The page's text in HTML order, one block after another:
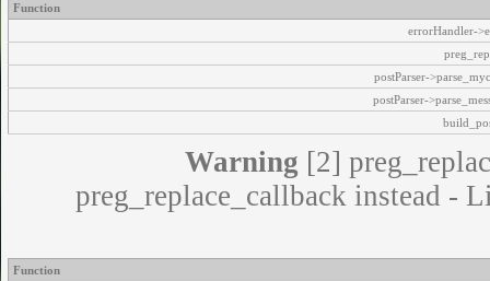
Function
errorHandler-
postParser-
postParser-
Warning [2]
preg_replace_callback instead -
Function